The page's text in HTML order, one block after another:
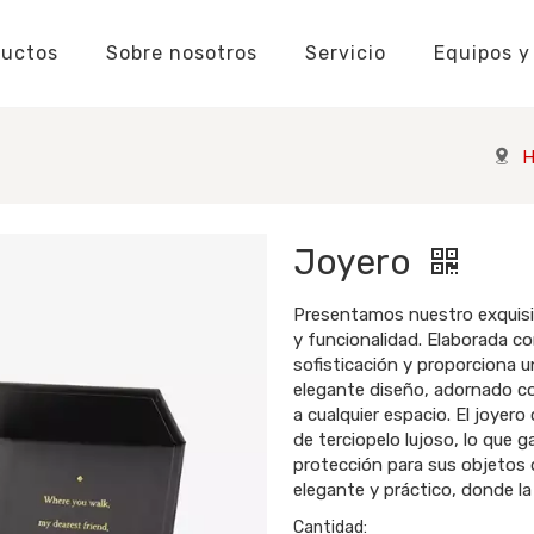
Sobre nosotros Servicio Equipos
Joyero
Presentamos nuestro
y funcionalidad. Elaborada
sofisticación y proporciona
elegante diseño, adornado
a cualquier espacio. El
de terciopelo lujoso, lo que
protección para sus objetos
elegante y práctico, donde
Cantidad: